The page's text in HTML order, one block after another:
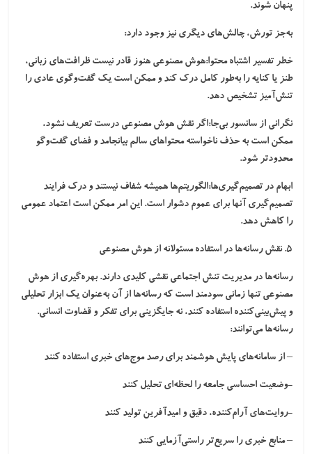
پنهان شوند.
به‌جز تورش، چالش‌های دیگری نیز وجود دارد:
خطر تفسیر اشتباه محتوا:هوش مصنوعی هنوز قادر نیست ظرافت‌های زبانی،
طنز یا کنایه را به‌طور کامل درک کند و ممکن است یک گفت‌وگوی عادی را
تنش‌آمیز تشخیص دهد.
نگرانی از سانسور بی‌جا:اگر نقش هوش مصنوعی درست تعریف نشود،
ممکن است به حذف ناخواسته محتواهای سالم بیانجامد و فضای گفت‌وگو
محدودتر شود.
ابهام در تصمیم‌گیری‌ها:الگوریتم‌ها همیشه شفاف نیستند و درک فرایند
تصمیم‌گیری آنها برای عموم دشوار است. این امر ممکن است اعتماد عمومی
را کاهش دهد.
۵. نقش رسانه‌ها در استفاده مسئولانه از هوش مصنوعی
رسانه‌ها در مدیریت تنش اجتماعی نقشی کلیدی دارند. بهره‌گیری از هوش
مصنوعی تنها زمانی سودمند است که رسانه‌ها از آن به‌عنوان یک ابزار تحلیلی
و پیش‌بینی‌کننده استفاده کنند، نه جایگزینی برای تفکر و قضاوت انسانی.
رسانه‌ها می‌توانند:
– از سامانه‌های پایش هوشمند برای رصد موج‌های خبری استفاده کنند
-وضعیت احساسی جامعه را لحظه‌ای تحلیل کنند
-روایت‌های آرام‌کننده، دقیق و امیدآفرین تولید کنند
– منابع خبری را سریع‌تر راستی‌آزمایی کنند